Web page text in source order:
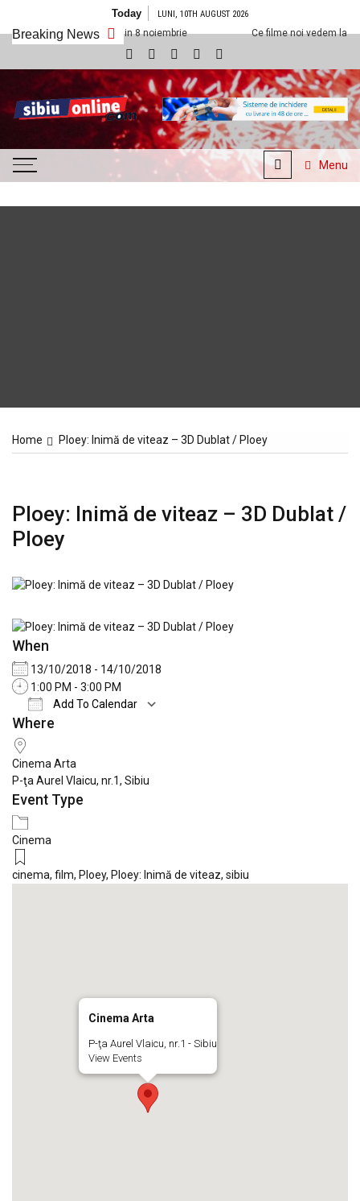
Today LUNI, 10TH AUGUST 2026
Breaking News
Sibiu din 8 noiembrie Ce filme noi vedem la Cineplexx Sibiu din
SibiuOnline.com
… locatii si evenimente din
Sibiu!!!
Menu
Home Ploey: Inimă de viteaz – 3D Dublat / Ploey
Ploey: Inimă de viteaz – 3D Dublat /
Ploey
When
13/10/2018 - 14/10/2018
1:00 PM - 3:00 PM
Add To Calendar
Download ICS
Where
Cinema Arta
P-ţa Aurel Vlaicu, nr.1, Sibiu
Event Type
Cinema
cinema, film, Ploey, Ploey: Inimă de viteaz, sibiu
Cinema Arta
P-ţa Aurel Vlaicu, nr.1 - Sibiu
View Events